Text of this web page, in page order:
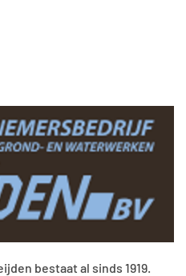
bestaat al sinds 1919.